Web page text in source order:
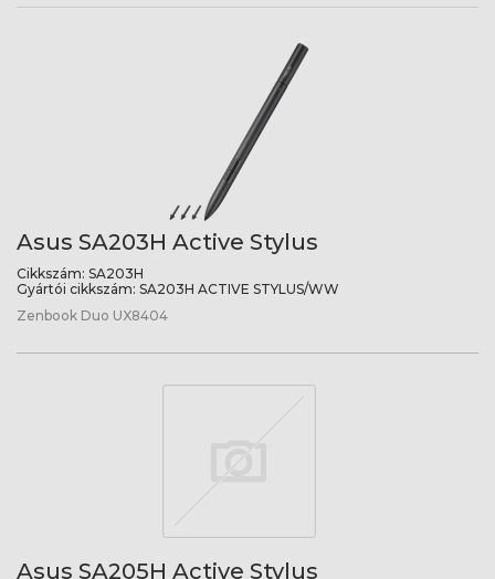
Asus SA203H Active Stylus
Cikkszám: SA203H
Gyártói cikkszám: SA203H ACTIVE STYLUS/WW
Zenbook Duo UX8404
Asus SA205H Active Stylus